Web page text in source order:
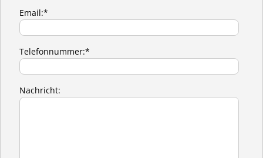
Email:*
Telefonnummer:*
Nachricht: